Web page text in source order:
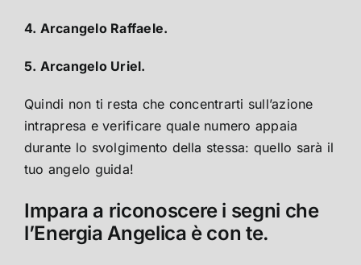
4. Arcangelo Raffaele.
5. Arcangelo Uriel.
Quindi non ti resta che concentrarti sull’azione
intrapresa e verificare quale numero appaia
durante lo svolgimento della stessa: quello sarà il
tuo angelo guida!
Impara a riconoscere i segni che
l’Energia Angelica è con te.